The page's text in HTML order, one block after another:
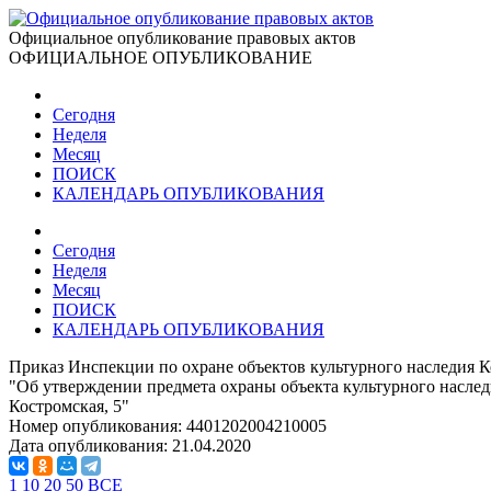
Официальное опубликование правовых актов
ОФИЦИАЛЬНОЕ ОПУБЛИКОВАНИЕ
Сегодня
Неделя
Месяц
ПОИСК
КАЛЕНДАРЬ ОПУБЛИКОВАНИЯ
Сегодня
Неделя
Месяц
ПОИСК
КАЛЕНДАРЬ ОПУБЛИКОВАНИЯ
Приказ Инспекции по охране объектов культурного наследия
"Об утверждении предмета охраны объекта культурного
Костромская, 5"
Номер опубликования: 4401202004210005
Дата опубликования: 21.04.2020
1 10 20 50 ВСЕ